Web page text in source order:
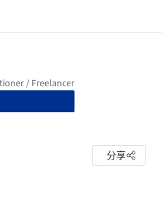
分享